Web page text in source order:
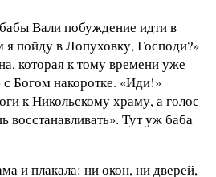
Вали побуждение идти в
пойду в Лопуховку, Господи?»
которая к тому времени уже
Богом накоротке. «Иди!»
к Никольскому храму, а голос
восстанавливать». Тут уж баба
и плакала: ни окон, ни дверей,